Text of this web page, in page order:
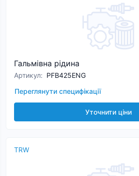
Гальмівна рідина
Артикул: PFB425ENG
Переглянути специфікації
Уточнити ціни
TRW